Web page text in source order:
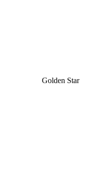
Golden Star